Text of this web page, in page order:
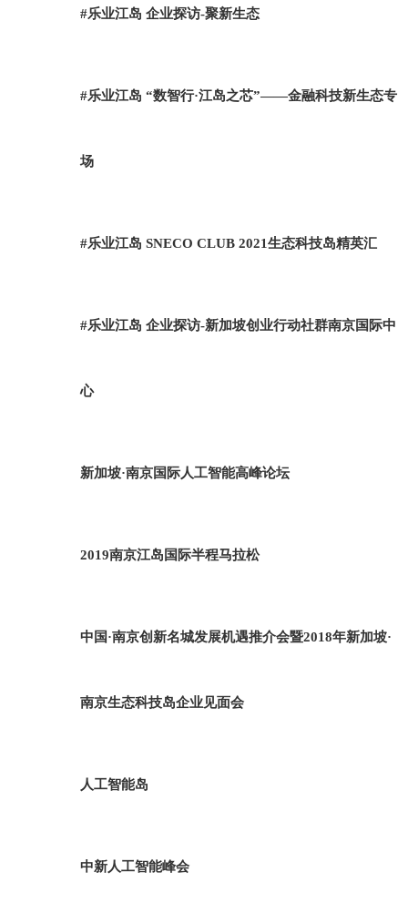
#乐业江岛 企业探访-聚新生态
#乐业江岛 “数智行·江岛之芯”——金融科技新生态专
场
#乐业江岛 SNECO CLUB 2021生态科技岛精英汇
#乐业江岛 企业探访-新加坡创业行动社群南京国际中
心
新加坡·南京国际人工智能高峰论坛
2019南京江岛国际半程马拉松
中国·南京创新名城发展机遇推介会暨2018年新加坡·
南京生态科技岛企业见面会
人工智能岛
中新人工智能峰会